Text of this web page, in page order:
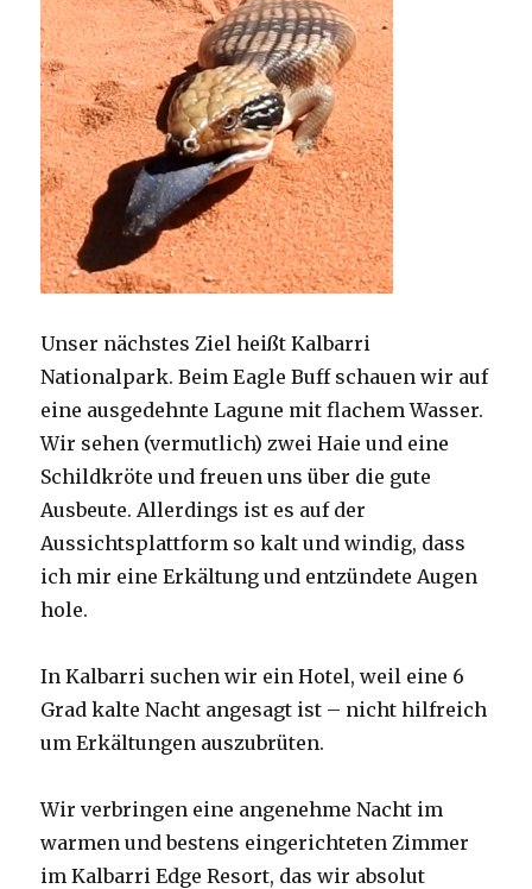
Unser nächstes Ziel heißt Kalbarri
Nationalpark. Beim Eagle Buff schauen wir auf
eine ausgedehnte Lagune mit flachem Wasser.
Wir sehen (vermutlich) zwei Haie und eine
Schildkröte und freuen uns über die gute
Ausbeute. Allerdings ist es auf der
Aussichtsplattform so kalt und windig, dass
ich mir eine Erkältung und entzündete Augen
hole.
In Kalbarri suchen wir ein Hotel, weil eine 6
Grad kalte Nacht angesagt ist – nicht hilfreich
um Erkältungen auszubrüten.
Wir verbringen eine angenehme Nacht im
warmen und bestens eingerichteten Zimmer
im Kalbarri Edge Resort, das wir absolut